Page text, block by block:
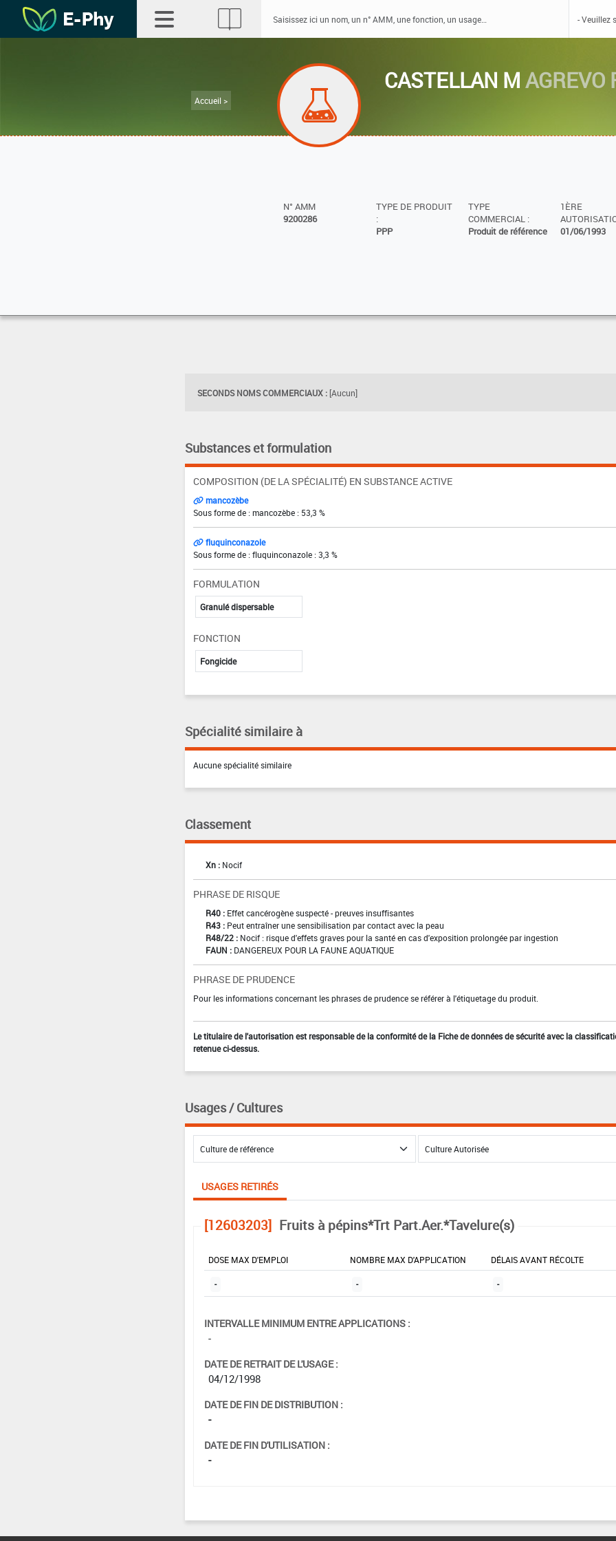
Accueil >
CASTELLAN MAGREVO
N° AMM
9200286
TYPE DE PRODUIT
:
PPP
TYPE
COMMERCIAL :
Produit de référence
1ÈRE
01/06/1993
SECONDS NOMS COMMERCIAUX : [Aucun]
Substances et formulation
COMPOSITION (DE LA SPÉCIALITÉ) EN SUBSTANCE ACTIVE
mancozèbe
Sous forme de : mancozèbe : 53,3 %
fluquinconazole
Sous forme de : fluquinconazole : 3,3 %
FORMULATION
Granulé dispersable
FONCTION
Fongicide
Spécialité similaire à
Aucune spécialité similaire
Classement
Xn : Nocif
PHRASE DE RISQUE
R40 : Effet cancérogène suspecté - preuves insuffisantes
R43 : Peut entraîner une sensibilisation par contact avec la peau
R48/22 : Nocif : risque d'effets graves pour la santé en cas d'exposition prolongée par ingestion
FAUN : DANGEREUX POUR LA FAUNE AQUATIQUE
PHRASE DE PRUDENCE
Pour les informations concernant les phrases de prudence se référer à l'étiquetage du produit.
Le titulaire de l'autorisation est responsable de la conformité de la Fiche de données de sécurité avec la
retenue ci-dessus.
Usages / Cultures
USAGES RETIRÉS
[12603203] Fruits à pépins*Trt Part.Aer.*Tavelure(s)
DOSE MAX D'EMPLOI NOMBRE MAX D'APPLICATION DÉLAIS AVANT RÉCOLTE
- - -
INTERVALLE MINIMUM ENTRE APPLICATIONS :
-
DATE DE RETRAIT DE L'USAGE :
04/12/1998
DATE DE FIN DE DISTRIBUTION :
-
DATE DE FIN D'UTILISATION :
-